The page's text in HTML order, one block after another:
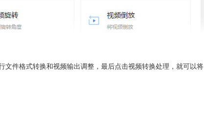
件格式转换和视频输出调整，最后点击视频转换处理，就可以将